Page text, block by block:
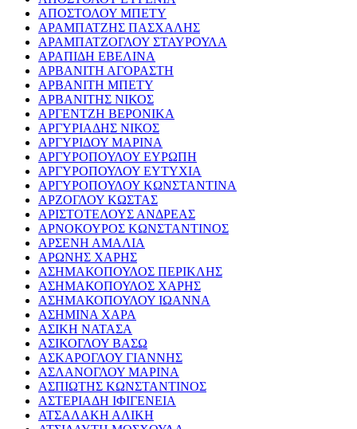
ΑΠΟΣΤΟΛΟΥ ΜΠΕΤΥ
ΑΡΑΜΠΑΤΖΗΣ ΠΑΣΧΑΛΗΣ
ΑΡΑΜΠΑΤΖΟΓΛΟΥ ΣΤΑΥΡΟΥΛΑ
ΑΡΑΠΙΔΗ ΕΒΕΛΙΝΑ
ΑΡΒΑΝΙΤΗ ΑΓΟΡΑΣΤΗ
ΑΡΒΑΝΙΤΗ ΜΠΕΤΥ
ΑΡΒΑΝΙΤΗΣ ΝΙΚΟΣ
ΑΡΓΕΝΤΖΗ ΒΕΡΟΝΙΚΑ
ΑΡΓΥΡΙΑΔΗΣ ΝΙΚΟΣ
ΑΡΓΥΡΙΔΟΥ ΜΑΡΙΝΑ
ΑΡΓΥΡΟΠΟΥΛΟΥ ΕΥΡΩΠΗ
ΑΡΓΥΡΟΠΟΥΛΟΥ ΕΥΤΥΧΙΑ
ΑΡΓΥΡΟΠΟΥΛΟΥ ΚΩΝΣΤΑΝΤΙΝΑ
ΑΡΖΟΓΛΟΥ ΚΩΣΤΑΣ
ΑΡΙΣΤΟΤΕΛΟΥΣ ΑΝΔΡΕΑΣ
ΑΡΝΟΚΟΥΡΟΣ ΚΩΝΣΤΑΝΤΙΝΟΣ
ΑΡΣΕΝΗ ΑΜΑΛΙΑ
ΑΡΩΝΗΣ ΧΑΡΗΣ
ΑΣΗΜΑΚΟΠΟΥΛΟΣ ΠΕΡΙΚΛΗΣ
ΑΣΗΜΑΚΟΠΟΥΛΟΣ ΧΑΡΗΣ
ΑΣΗΜΑΚΟΠΟΥΛΟΥ ΙΩΑΝΝΑ
ΑΣΗΜΙΝΑ ΧΑΡΑ
ΑΣΙΚΗ ΝΑΤΑΣΑ
ΑΣΙΚΟΓΛΟΥ ΒΑΣΩ
ΑΣΚΑΡΟΓΛΟΥ ΓΙΑΝΝΗΣ
ΑΣΛΑΝΟΓΛΟΥ ΜΑΡΙΝΑ
ΑΣΠΙΩΤΗΣ ΚΩΝΣΤΑΝΤΙΝΟΣ
ΑΣΤΕΡΙΑΔΗ ΙΦΙΓΕΝΕΙΑ
ΑΤΣΑΛΑΚΗ ΑΛΙΚΗ